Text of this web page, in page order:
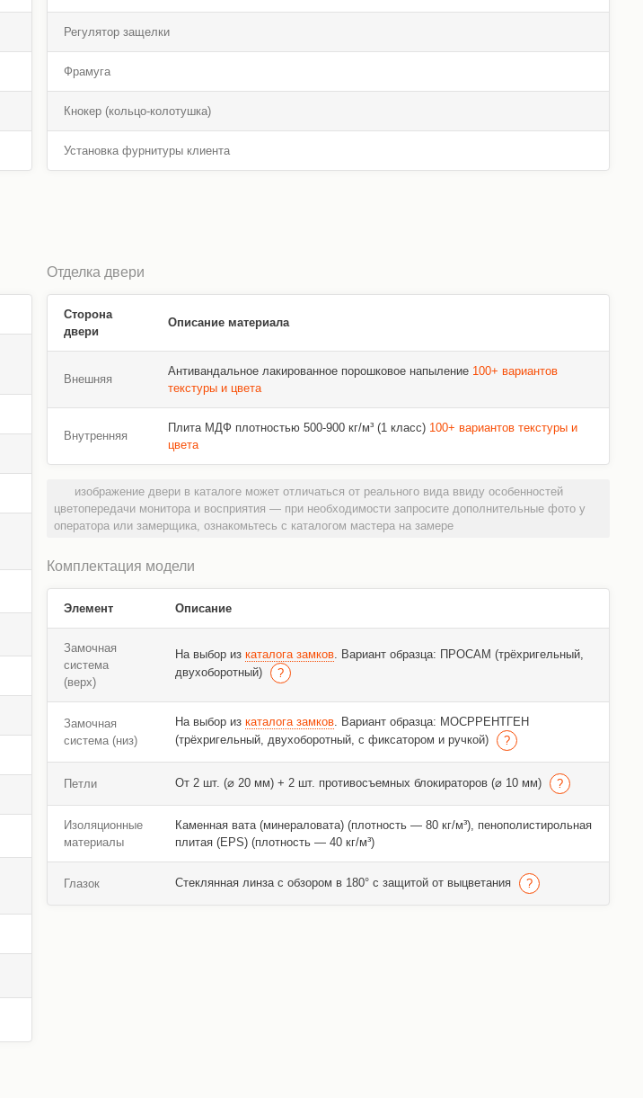
Регулятор защелки
Фрамуга
Кнокер (кольцо-колотушка)
Установка фурнитуры клиента
Отделка двери
Сторона
двери
Описание материала
Внешняя
Антивандальное лакированное порошковое напыление 100+ вариантов
текстуры и цвета
Внутренняя
Плита МДФ плотностью 500-900 кг/м³ (1 класс) 100+ вариантов текстуры и
цвета
изображение двери в каталоге может отличаться от реального вида ввиду особенностей
цветопередачи монитора и восприятия — при необходимости запросите дополнительные фото у
оператора или замерщика, ознакомьтесь с каталогом мастера на замере
Комплектация модели
Элемент Описание
Замочная
система
(верх)
На выбор из каталога замков. Вариант образца: ПРОСАМ (трёхригельный,
двухоборотный)
Замочная
система (низ)
На выбор из каталога замков. Вариант образца: МОСРРЕНТГЕН
(трёхригельный, двухоборотный, с фиксатором и ручкой)
Петли От 2 шт. (⌀ 20 мм) + 2 шт. противосъемных блокираторов (⌀ 10 мм)
Изоляционные
материалы
Каменная вата (минераловата) (плотность — 80 кг/м³), пенополистирольная
плитая (EPS) (плотность — 40 кг/м³)
Глазок Стеклянная линза с обзором в 180° с защитой от выцветания